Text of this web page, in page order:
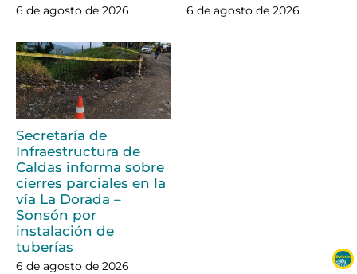
6 de agosto de 2026 6 de agosto de 2026
Secretaría de
Infraestructura de
Caldas informa sobre
cierres parciales en la
vía La Dorada –
Sonsón por
instalación de
tuberías
6 de agosto de 2026